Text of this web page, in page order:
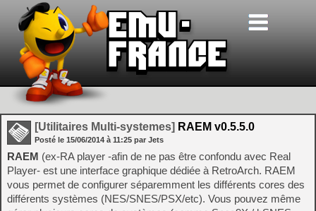
[Utilitaires Multi-systemes] RAEM v0.5.5.0
Posté le 15/06/2014 à 11:25 par Jets
RAEM (ex-RA player -afin de ne pas être confondu avec Real
Player- est une interface graphique dédiée à RetroArch. RAEM
vous permet de configurer séparemment les différents cores des
différents systèmes (NES/SNES/PSX/etc). Vous pouvez même